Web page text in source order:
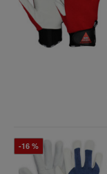
-16 %